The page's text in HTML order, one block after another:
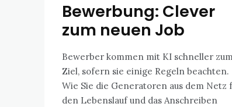
Bewerbung: Clever
zum neuen Job
Bewerber kommen mit KI schneller
Ziel, sofern sie einige Regeln beachten.
Wie Sie die Generatoren aus dem Netz
den Lebenslauf und das Anschreiben